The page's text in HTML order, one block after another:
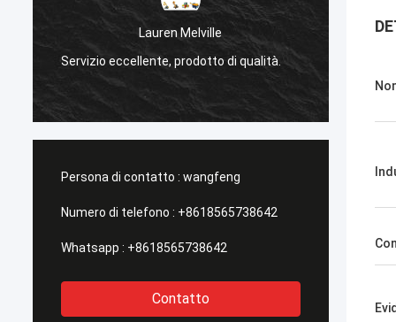
Sanёк Нижегородский
Servizio di gestione, veloce e veloce.
Persona di contatto : wangfeng
Numero di telefono : +8618565738642
Whatsapp : +8618565738642
Contatto